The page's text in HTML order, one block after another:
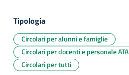
Tipologia
Circolari per alunni e famiglie
Circolari per docenti e personale ATA
Circolari per tutti